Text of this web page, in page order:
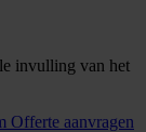
invulling van het
Offerte aanvragen